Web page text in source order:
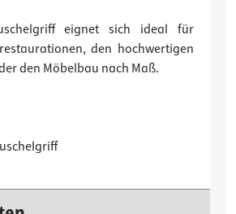
eignet sich ideal für
den hochwertigen
den Möbelbau nach Maß.